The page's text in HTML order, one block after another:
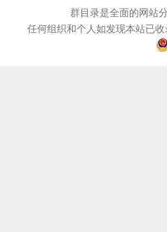
群目录是全面的网站
任何组织和个人如发现本站已